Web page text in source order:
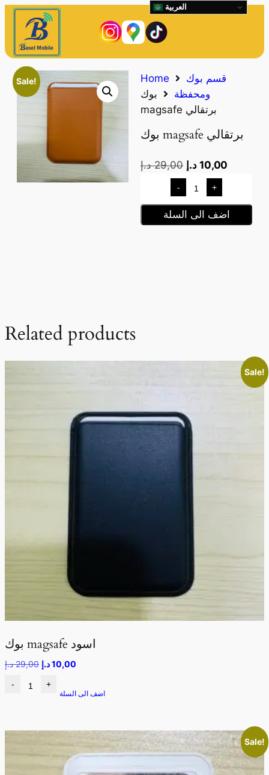
Sale! Home
قسم بوك
ومحفظة
بوك
magsafe برتقالي
بوك magsafe برتقالي
29,00 د.إ 10,00 د.إ
- +
اضف الى السلة
Related products
Sale!
بوك magsafe اسود
29,00 د.إ 10,00د.إ
- +
اضف الى السلة
Sale!
العربية